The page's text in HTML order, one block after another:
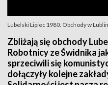
Lubelski Lipiec 1980. Obchody w
Zbliżają się obchody
Robotnicy ze Świdnika
sprzeciwili się
dołączyły kolejne